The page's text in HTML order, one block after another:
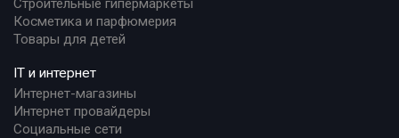
Строительные гипермаркеты
Косметика и парфюмерия
Товары для детей
IT и интернет
Интернет-магазины
Интернет провайдеры
Социальные сети